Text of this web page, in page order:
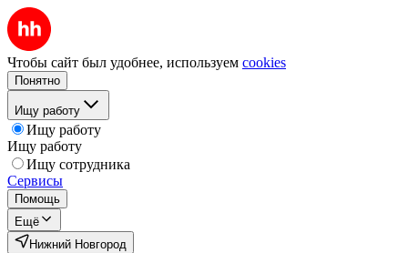
Чтобы сайт был удобнее, используем cookies
Понятно
Ищу работу
Ищу работу
Ищу работу
Ищу сотрудника
Сервисы
Помощь
Ещё
Нижний Новгород